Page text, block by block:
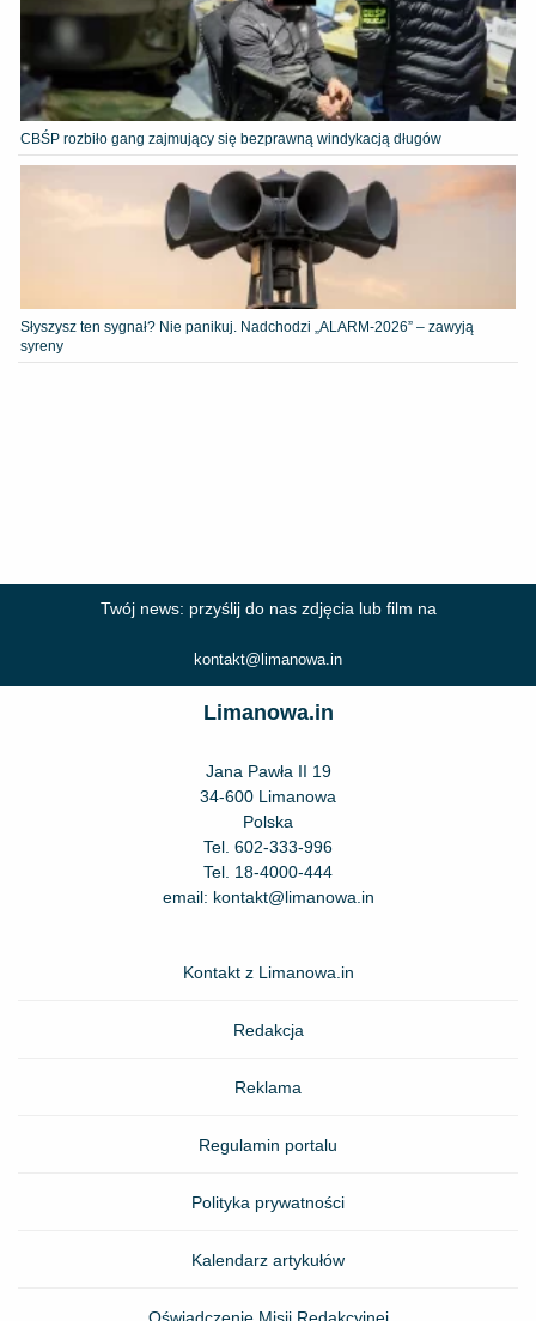
CBŚP rozbiło gang zajmujący się bezprawną windykacją długów
Słyszysz ten sygnał? Nie panikuj. Nadchodzi „ALARM-2026” – zawyją
syreny
Twój news: przyślij do nas zdjęcia lub film na
kontakt@limanowa.in
Limanowa.in
Jana Pawła II 19
34-600 Limanowa
Polska
Tel. 602-333-996
Tel. 18-4000-444
email: kontakt@limanowa.in
Kontakt z Limanowa.in
Redakcja
Reklama
Regulamin portalu
Polityka prywatności
Kalendarz artykułów
Oświadczenie Misji Redakcyjnej